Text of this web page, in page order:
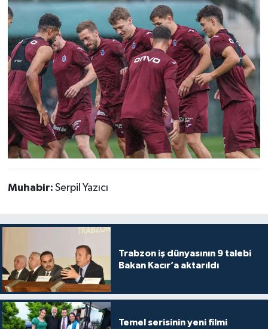
Muhabir: Serpil Yazıcı
Trabzon iş dünyasının 9 talebi
Bakan Kacır’a aktarıldı
Temel serisinin yeni filmi